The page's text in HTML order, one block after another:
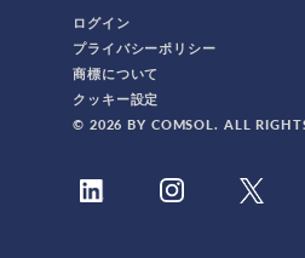
ログイン
プライバシーポリシー
商標について
クッキー設定
© 2026 BY COMSOL. ALL